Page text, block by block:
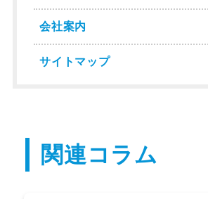
会社案内
サイトマップ
関連コラム